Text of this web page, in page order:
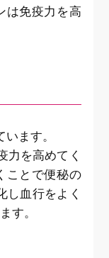
は免疫力を高
ます。
力を高めてく
ことで便秘の
し血行をよく
す。